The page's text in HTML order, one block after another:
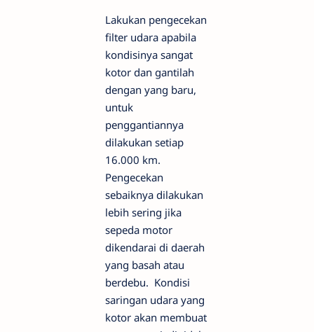
Lakukan pengecekan
filter udara apabila
kondisinya sangat
kotor dan gantilah
dengan yang baru,
untuk
penggantiannya
dilakukan setiap
16.000 km.
Pengecekan
sebaiknya dilakukan
lebih sering jika
sepeda motor
dikendarai di daerah
yang basah atau
berdebu. Kondisi
saringan udara yang
kotor akan membuat